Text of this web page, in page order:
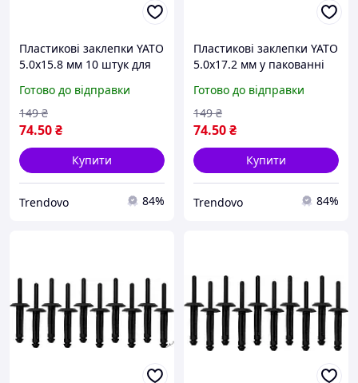
Пластикові заклепки YATO
5.0x15.8 мм 10 штук для
ремонту в домашніх
умовах
Готово до відправки
74.50₴
149 ₴
Купити
Trendovo 84%
Пластикові заклепки YATO
5.0x17.2 мм у пакованні
кріплення Nylon [250]
Готово до відправки
74.50₴
149 ₴
Купити
Trendovo 84%